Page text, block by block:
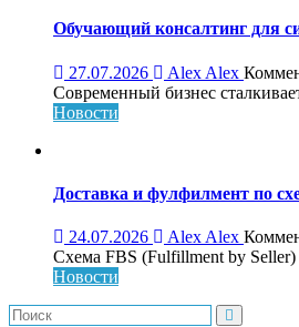
Обучающий консалтинг для
27.07.2026 Alex Alex
Современный бизнес
Новости
Доставка и фулфилмент по
24.07.2026 Alex Alex
Схема FBS (Fulfillment by Seller)
Новости